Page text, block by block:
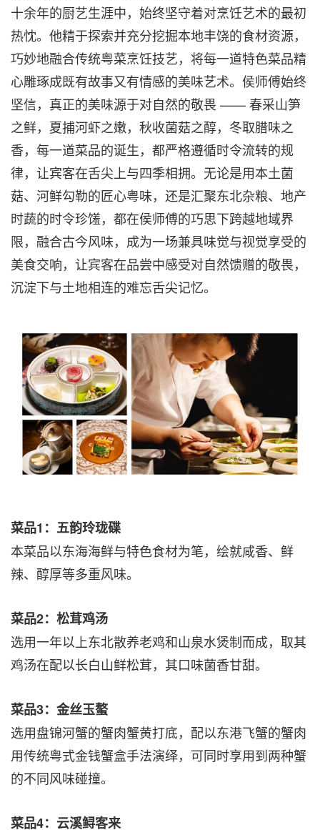
十余年的厨艺生涯中，始终坚守着对烹饪艺术的最初
热忱。他精于探索并充分挖掘本地丰饶的食材资源，
巧妙地融合传统粤菜烹饪技艺，将每一道特色菜品精
心雕琢成既有故事又有情感的美味艺术。侯师傅始终
坚信，真正的美味源于对自然的敬畏 —— 春采山笋
之鲜，夏捕河虾之嫩，秋收菌菇之醇，冬取腊味之
香，每一道菜品的诞生，都严格遵循时令流转的规
律，让宾客在舌尖上与四季相拥。无论是用本土菌
菇、河鲜勾勒的匠心粤味，还是汇聚东北杂粮、地产
时蔬的时令珍馐，都在侯师傅的巧思下跨越地域界
限，融合古今风味，成为一场兼具味觉与视觉享受的
美食交响，让宾客在品尝中感受对自然馈赠的敬畏，
沉淀下与土地相连的难忘舌尖记忆。
菜品1 ：五韵玲珑碟
本菜品以东海海鲜与特色食材为笔，绘就咸香、鲜
辣、醇厚等多重风味。
菜品2：松茸鸡汤
选用一年以上东北散养老鸡和山泉水煲制而成，取其
鸡汤在配以长白山鲜松茸，其口味菌香甘甜。
菜品3：金丝玉螯
选用盘锦河蟹的蟹肉蟹黄打底，配以东港飞蟹的蟹肉
用传统粤式金钱蟹盒手法演绎，可同时享用到两种蟹
的不同风味碰撞。
菜品4：云溪鲟客来